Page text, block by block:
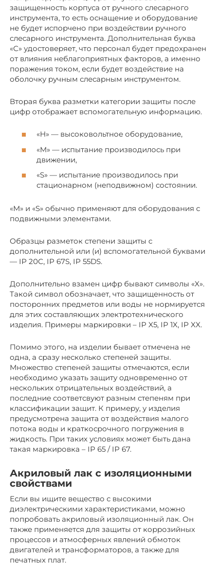
защищенность корпуса от ручного слесарного
инструмента, то есть оснащение и оборудование
не будет испорчено при воздействии ручного
слесарного инструмента. Дополнительная буква
«С» удостоверяет, что персонал будет предохранен
от влияния неблагоприятных факторов, а именно
поражения током, если будет воздействие на
оболочку ручным слесарным инструментом.
Вторая буква разметки категории защиты после
цифр отображает вспомогательную информацию.
«H» — высоковольтное оборудование,
«M» — испытание производилось при
движении,
«S» — испытание производилось при
стационарном (неподвижном) состоянии.
«M» и «S» обычно применяют для оборудования с
подвижными элементами.
Образцы разметок степени защиты c
дополнительной или (и) вспомогательной буквами
— IP 20С, IP 67S, IP 55DS.
Дополнительно взамен цифр бывают символы «X».
Такой символ обозначает, что защищенность от
посторонних предметов или воды не нормируется
для этих составляющих электротехнического
изделия. Примеры маркировки – IP X5, IP 1X, IP XX.
Помимо этого, на изделии бывает отмечена не
одна, а сразу несколько степеней защиты.
Множество степеней защиты отмечаются, если
необходимо указать защиту одновременно от
нескольких отрицательных воздействий, а
последние соответсвуют разным степеням при
классификации защит. К примеру, у изделия
предусмотрена защита от воздействия малого
потока воды и краткосрочного погружения в
жидкость. При таких условиях может быть дана
такая маркировка – IP 65 / IP 67.
Акриловый лак с изоляционными
свойствами
Если вы ищите вещество с высокими
диэлектрическими характеристиками, можно
попробовать акриловый изоляционный лак. Он
также применяется для защиты от коррозийных
процессов и атмосферных явлений обмоток
двигателей и трансформаторов, а также для
печатных плат.